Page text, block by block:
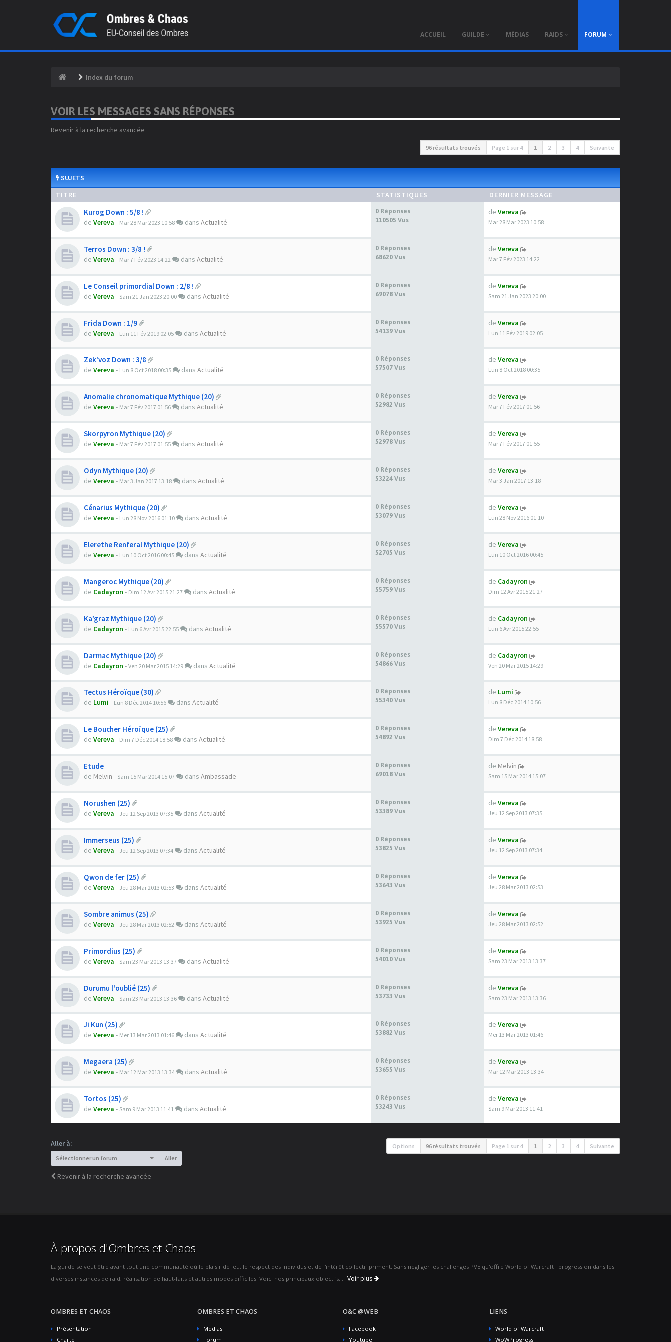
ACCUEIL GUILDE MÉDIAS RAIDS FORUM
Index du forum
VOIR LES MESSAGES SANS RÉPONSES
Revenir à la recherche avancée
96 résultats trouvés Page 1 sur 4 1 2 3 4 Suivante
SUJETS
TITRE
STATISTIQUES DERNIER MESSAGE
Kurog Down : 5/8 !
de Vereva - Mar 28 Mar 2023 10:58 dans Actualité
0 Réponses
110505 Vus
de Vereva
Mar 28 Mar 2023 10:58
Terros Down : 3/8 !
de Vereva - Mar 7 Fév 2023 14:22 dans Actualité
0 Réponses
68620 Vus
de Vereva
Mar 7 Fév 2023 14:22
Le Conseil primordial Down : 2/8 !
de Vereva - Sam 21 Jan 2023 20:00 dans Actualité
0 Réponses
69078 Vus
de Vereva
Sam 21 Jan 2023 20:00
Frida Down : 1/9
de Vereva - Lun 11 Fév 2019 02:05 dans Actualité
0 Réponses
54139 Vus
de Vereva
Lun 11 Fév 2019 02:05
Zek'voz Down : 3/8
de Vereva - Lun 8 Oct 2018 00:35 dans Actualité
0 Réponses
57507 Vus
de Vereva
Lun 8 Oct 2018 00:35
Anomalie chronomatique Mythique (20)
de Vereva - Mar 7 Fév 2017 01:56 dans Actualité
0 Réponses
52982 Vus
de Vereva
Mar 7 Fév 2017 01:56
Skorpyron Mythique (20)
de Vereva - Mar 7 Fév 2017 01:55 dans Actualité
0 Réponses
52978 Vus
de Vereva
Mar 7 Fév 2017 01:55
Odyn Mythique (20)
de Vereva - Mar 3 Jan 2017 13:18 dans Actualité
0 Réponses
53224 Vus
de Vereva
Mar 3 Jan 2017 13:18
Cénarius Mythique (20)
de Vereva - Lun 28 Nov 2016 01:10 dans Actualité
0 Réponses
53079 Vus
de Vereva
Lun 28 Nov 2016 01:10
Elerethe Renferal Mythique (20)
de Vereva - Lun 10 Oct 2016 00:45 dans Actualité
0 Réponses
52705 Vus
de Vereva
Lun 10 Oct 2016 00:45
Mangeroc Mythique (20)
de Cadayron - Dim 12 Avr 2015 21:27 dans Actualité
0 Réponses
55759 Vus
de Cadayron
Dim 12 Avr 2015 21:27
Ka’graz Mythique (20)
de Cadayron - Lun 6 Avr 2015 22:55 dans Actualité
0 Réponses
55570 Vus
de Cadayron
Lun 6 Avr 2015 22:55
Darmac Mythique (20)
de Cadayron - Ven 20 Mar 2015 14:29 dans Actualité
0 Réponses
54866 Vus
de Cadayron
Ven 20 Mar 2015 14:29
Tectus Héroïque (30)
de Lumi - Lun 8 Déc 2014 10:56 dans Actualité
0 Réponses
55340 Vus
de Lumi
Lun 8 Déc 2014 10:56
Le Boucher Héroïque (25)
de Vereva - Dim 7 Déc 2014 18:58 dans Actualité
0 Réponses
54892 Vus
de Vereva
Dim 7 Déc 2014 18:58
Etude
de Melvin - Sam 15 Mar 2014 15:07 dans Ambassade
0 Réponses
69018 Vus
de Melvin
Sam 15 Mar 2014 15:07
Norushen (25)
de Vereva - Jeu 12 Sep 2013 07:35 dans Actualité
0 Réponses
53389 Vus
de Vereva
Jeu 12 Sep 2013 07:35
Immerseus (25)
de Vereva - Jeu 12 Sep 2013 07:34 dans Actualité
0 Réponses
53825 Vus
de Vereva
Jeu 12 Sep 2013 07:34
Qwon de fer (25)
de Vereva - Jeu 28 Mar 2013 02:53 dans Actualité
0 Réponses
53643 Vus
de Vereva
Jeu 28 Mar 2013 02:53
Sombre animus (25)
de Vereva - Jeu 28 Mar 2013 02:52 dans Actualité
0 Réponses
53925 Vus
de Vereva
Jeu 28 Mar 2013 02:52
Primordius (25)
de Vereva - Sam 23 Mar 2013 13:37 dans Actualité
0 Réponses
54010 Vus
de Vereva
Sam 23 Mar 2013 13:37
Durumu l'oublié (25)
de Vereva - Sam 23 Mar 2013 13:36 dans Actualité
0 Réponses
53733 Vus
de Vereva
Sam 23 Mar 2013 13:36
Ji Kun (25)
de Vereva - Mer 13 Mar 2013 01:46 dans Actualité
0 Réponses
53882 Vus
de Vereva
Mer 13 Mar 2013 01:46
Megaera (25)
de Vereva - Mar 12 Mar 2013 13:34 dans Actualité
0 Réponses
53655 Vus
de Vereva
Mar 12 Mar 2013 13:34
Tortos (25)
de Vereva - Sam 9 Mar 2013 11:41 dans Actualité
0 Réponses
53243 Vus
de Vereva
Sam 9 Mar 2013 11:41
Options 96 résultats trouvés Page 1 sur 4 1 2 3 4 Suivante
Aller à:
Sélectionner un forum Aller
Revenir à la recherche avancée
À propos d'Ombres et Chaos
La guilde se veut être avant tout une communauté où le plaisir de jeu, le respect des individus et de l'intérêt collectif priment. Sans négliger les challenges PVE qu'offre World of Warcraft : progression dans les
diverses instances de raid, réalisation de haut-faits et autres modes difficiles. Voici nos principaux objectifs... Voir plus
OMBRES ET CHAOS
Présentation
Charte
OMBRES ET CHAOS
Médias
Forum
O&C @WEB
Facebook
Youtube
LIENS
World of Warcraft
WoWProgress